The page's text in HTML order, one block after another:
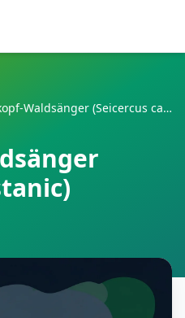
Goldkopf-Waldsänger (Seicercus castanic)